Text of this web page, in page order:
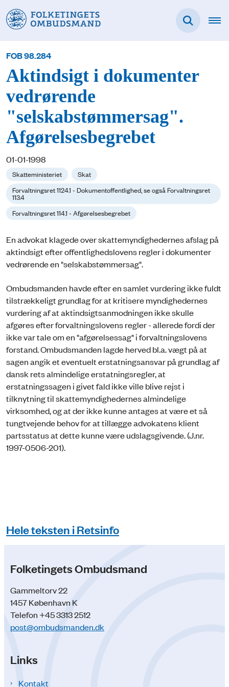
FOB 98.284
Aktindsigt i dokumenter
vedrørende
"selskabstømmersag".
Afgørelsesbegrebet
01-01-1998
Skatteministeriet
Skat
Forvaltningsret 1124.1 - Dokumentoffentlighed, se også Forvaltningsret
113.4
Forvaltningsret 114.1 - Afgørelsesbegrebet
En advokat klagede over skattemyndighedernes afslag på
aktindsigt efter offentlighedslovens regler i dokumenter
vedrørende en "selskabstømmersag".
Ombudsmanden havde efter en samlet vurdering ikke fuldt
tilstrækkeligt grundlag for at kritisere myndighedernes
vurdering af at aktindsigtsanmodningen ikke skulle
afgøres efter forvaltningslovens regler - allerede fordi der
ikke var tale om en "afgørelsessag" i forvaltningslovens
forstand. Ombudsmanden lagde herved bl.a. vægt på at
sagen angik et eventuelt erstatningsansvar på grundlag af
dansk rets almindelige erstatningsregler, at
erstatningssagen i givet fald ikke ville blive rejst i
tilknytning til skattemyndighedernes almindelige
virksomhed, og at der ikke kunne antages at være et så
tungtvejende behov for at tillægge advokatens klient
partsstatus at dette kunne være udslagsgivende. (J.nr.
1997-0506-201).
Hele teksten i Retsinfo
Folketingets Ombudsmand
Gammeltorv 22
1457 København K
Telefon +45 3313 2512
post@ombudsmanden.dk
Links
Kontakt